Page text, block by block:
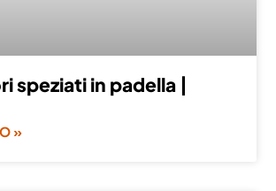
speziati in padella |
»